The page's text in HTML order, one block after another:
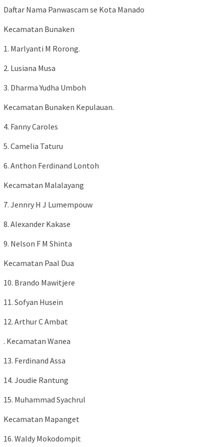
Daftar Nama Panwascam se Kota Manado
Kecamatan Bunaken
1. Marlyanti M Rorong.
2. Lusiana Musa
3. Dharma Yudha Umboh
Kecamatan Bunaken Kepulauan.
4. Fanny Caroles
5. Camelia Taturu
6. Anthon Ferdinand Lontoh
Kecamatan Malalayang
7. Jennry H J Lumempouw
8. Alexander Kakase
9. Nelson F M Shinta
Kecamatan Paal Dua
10. Brando Mawitjere
11. Sofyan Husein
12. Arthur C Ambat
. Kecamatan Wanea
13. Ferdinand Assa
14. Joudie Rantung
15. Muhammad Syachrul
Kecamatan Mapanget
16. Waldy Mokodompit